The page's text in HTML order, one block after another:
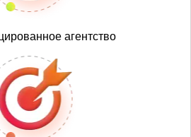
агентство